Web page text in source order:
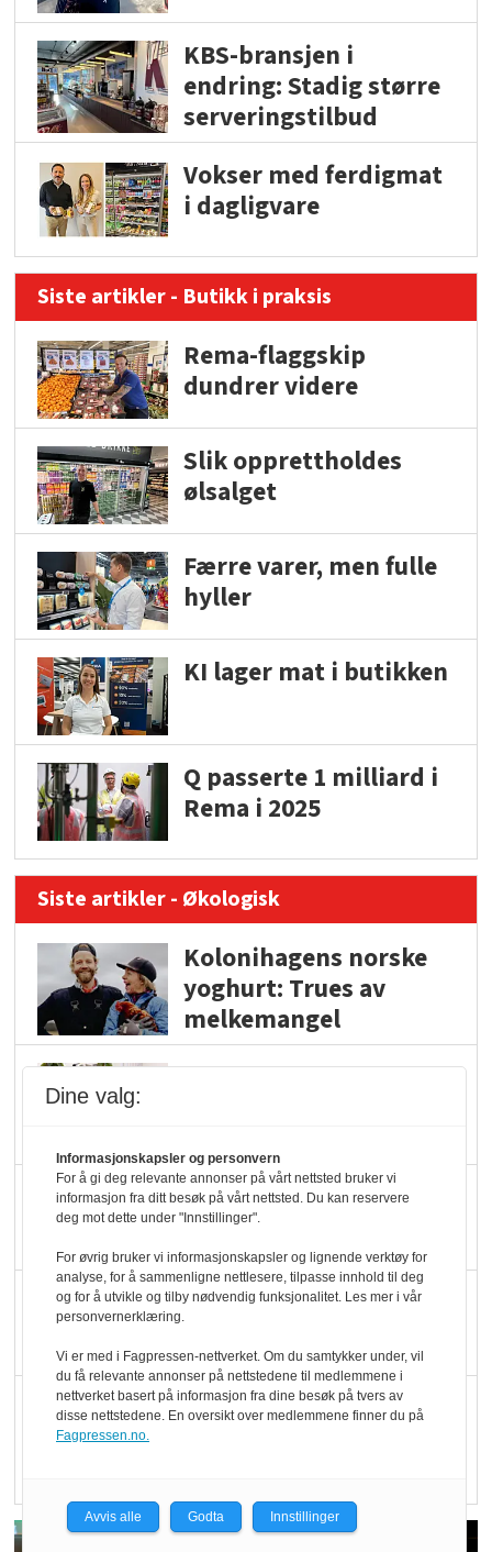
KBS-bransjen i
endring: Stadig større
serveringstilbud
Vokser med ferdigmat
i dagligvare
Siste artikler - Butikk i praksis
Rema-flaggskip
dundrer videre
Slik opprettholdes
ølsalget
Færre varer, men fulle
hyller
KI lager mat i butikken
Q passerte 1 milliard i
Rema i 2025
Siste artikler - Økologisk
Kolonihagens norske
yoghurt: Trues av
melkemangel
Marit Kolby vant
Blir enklere å velge
økologisk i butikkhylla
Kolonihagen sliter
Rapport: Økokundene
Dine valg:
Informasjonskapsler og personvern
For å gi deg relevante annonser på vårt nettsted bruker vi
informasjon fra ditt besøk på vårt nettsted. Du kan reservere
deg mot dette under "Innstillinger".
For øvrig bruker vi informasjonskapsler og lignende verktøy for
analyse, for å sammenligne nettlesere, tilpasse innhold til deg
og for å utvikle og tilby nødvendig funksjonalitet. Les mer i vår
personvernerklæring.
Vi er med i Fagpressen-nettverket. Om du samtykker under, vil
du få relevante annonser på nettstedene til medlemmene i
nettverket basert på informasjon fra dine besøk på tvers av
disse nettstedene. En oversikt over medlemmene finner du på
Fagpressen.no.
Avvis alle Godta Innstillinger